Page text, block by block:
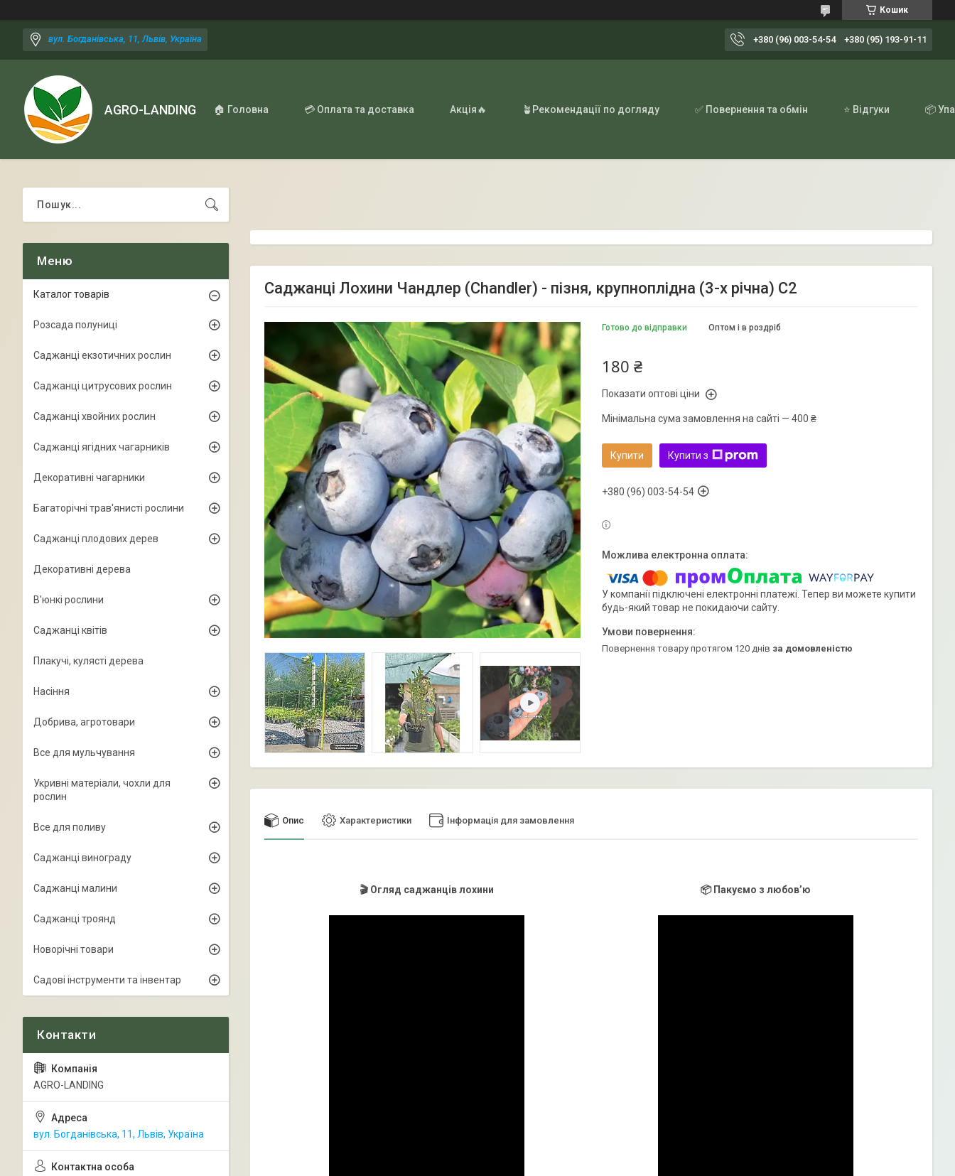
Кошик
вул. Богданівська, 11, Львів, Україна +380 (96) 003-54-54 +380 (95) 193-91-11
AGRO-LANDING 🏠 Головна 💳 Оплата та доставка Акція🔥 🪴Рекомендації по догляду ✅ Повернення та обмін ⭐ Відгуки 📦
Саджанці Лохини Чандлер (Chandler) - пізня, крупноплідна (3-х річна) С2
Готово до відправки Оптом і в роздріб
180 ₴
Показати оптові ціни
Мінімальна сума замовлення на сайті — 400 ₴
Купити Купити з
+380 (96) 003-54-54
У компанії підключені електронні платежі. Тепер ви можете купити
будь-який товар не покидаючи сайту.
повернення товару протягом 120 днів за домовленістю
Опис Характеристики Інформація для замовлення
🎬 Огляд саджанців лохини 📦 Пакуємо з любов’ю
Каталог товарів
Розсада полуниці
Саджанці екзотичних рослин
Саджанці цитрусових рослин
Саджанці хвойних рослин
Саджанці ягідних чагарників
Декоративні чагарники
Багаторічні трав'янисті рослини
Саджанці плодових дерев
Декоративні дерева
В'юнкі рослини
Саджанці квітів
Плакучі, кулясті дерева
Насіння
Добрива, агротовари
Все для мульчування
Укривні матеріали, чохли для
рослин
Все для поливу
Саджанці винограду
Саджанці малини
Саджанці троянд
Новорічні товари
Садові інструменти та інвентар
AGRO-LANDING
вул. Богданівська, 11, Львів, Україна